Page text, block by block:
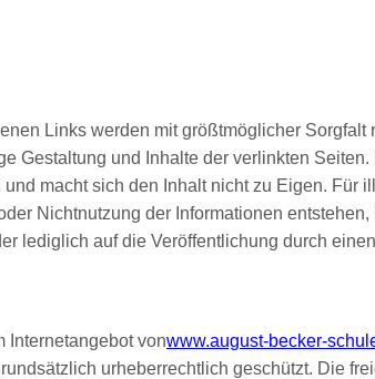
Links werden mit größtmöglicher
Gestaltung und Inhalte der verlinkten
macht sich den Inhalt nicht zu Eigen. Für
Nichtnutzung der Informationen
lediglich auf die Veröffentlichung durch
Internetangebot vonwww.august-becker-
urheberrechtlich geschützt. Die